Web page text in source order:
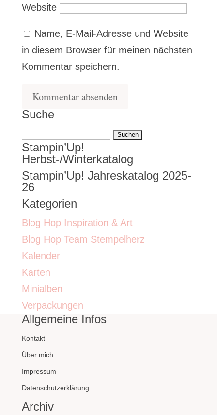
Website
Name, E-Mail-Adresse und Website
in diesem Browser für meinen nächsten
Kommentar speichern.
Suche
Suchen
nach:
Stampin’Up!
Herbst-/Winterkatalog
Stampin’Up! Jahreskatalog 2025-
26
Kategorien
Blog Hop Inspiration & Art
Blog Hop Team Stempelherz
Kalender
Karten
Minialben
Verpackungen
Allgemeine Infos
Kontakt
Über mich
Impressum
Datenschutzerklärung
Archiv